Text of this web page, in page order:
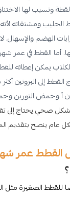
وتسبب لها
الحليب ومشتقاته
الهضم والإسهال. لا
القطط في عمر
يمكن إعطائه
القطط إلى
أ وحمض التورين
صحي يحتاج إلى
ينصح بتقديم
القطط عمر